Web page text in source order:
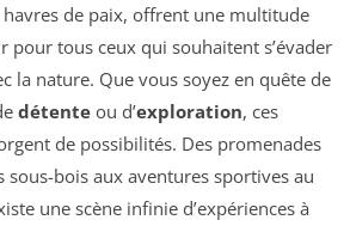
de paix, offrent une multitude
pour tous ceux qui souhaitent s’évader
la nature. Que vous soyez en quête de
détente ou d’exploration, ces
de possibilités. Des promenades
sous-bois aux aventures sportives au
une scène infinie d’expériences à